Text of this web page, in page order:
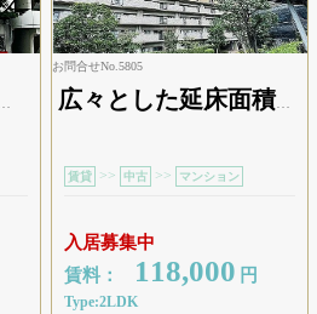
揃っているため、従業員の方にとっても働きやすい環境が整っています。一般的な事務所・オフィスとしての利用のほか、営業所や作業所など、幅広い用途でご検討いただける物件です。現在は歯科医院として賃貸中です。
お問合せNo.5805
広々とした延床面積５８．７２㎡の居室空間、更に部屋をスッキリみせられるクローゼット付なので、服をまとめて収納できて部屋すっきり。また無駄のない造りのシステムキッチンで、その上夕食を作りながら翌日のお弁当も作れるコンロ３口以上の仕様なので、進行ペースがスピードアップ。ちなみに不審者の侵入に目を光らせる防犯カメラ完備です。家族が帰宅を焦がれる２ＬＤＫ。
賃貸 >> 中古 >> マンション
入居募集中
賃料：
118,000 円
Type:2LDK